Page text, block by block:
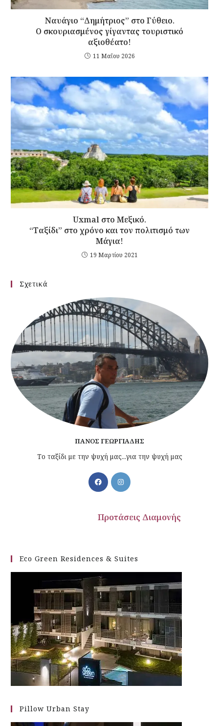
Ναυάγιο “Δημήτριος” στο Γύθειο.
Ο σκουριασμένος γίγαντας τουριστικό
αξιοθέατο!
11 Μαΐου 2026
Uxmal στο Μεξικό.
“Ταξίδι” στο χρόνο και τον πολιτισμό των
Μάγια!
19 Μαρτίου 2021
Σχετικά
ΠΆΝΟΣ ΓΕΩΡΓΙΆΔΗΣ
Το ταξίδι με την ψυχή μας...για την ψυχή μας
Eco Green Residences & Suites
Pillow Urban Stay